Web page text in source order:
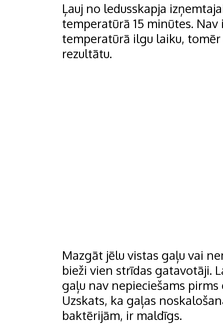
Ļauj no ledusskapja
temperatūrā 15 minūtes.
temperatūrā ilgu laiku,
rezultātu.
Mazgāt jēlu vistas gaļu vai
bieži vien strīdas gatavotāji.
gaļu nav nepieciešams
Uzskats, ka gaļas
baktērijām, ir maldīgs.